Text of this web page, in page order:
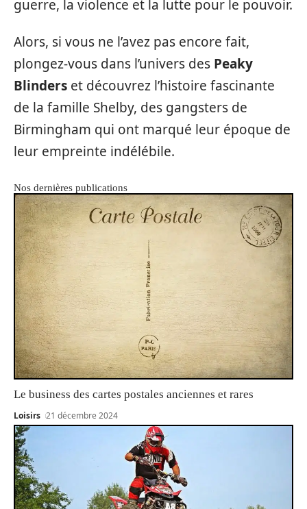
guerre, la violence et la lutte pour le pouvoir.
Alors, si vous ne l’avez pas encore fait,
plongez-vous dans l’univers des Peaky
Blinders et découvrez l’histoire fascinante
de la famille Shelby, des gangsters de
Birmingham qui ont marqué leur époque de
leur empreinte indélébile.
Nos dernières publications
Le business des cartes postales anciennes et rares
Loisirs 21 décembre 2024